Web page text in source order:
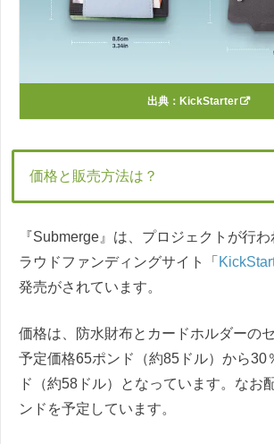
出典： KickStarter
価格と販売方法は？
『Submerge』は、プロジェクトが行
ラウドファンディングサイト「
発売がされています。
価格は、防水財布とカードホルダーの
予定価格65ポンド（約85ドル）から30
ド（約58ドル）となっています。なお
ンドを予定しています。